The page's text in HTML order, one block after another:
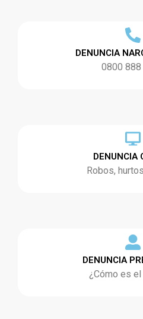
DENUNCIA
0800
DENUNCIA
Robos,
DENUNCIA
¿Cómo es